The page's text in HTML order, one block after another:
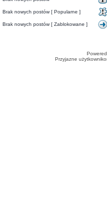
Brak nowych postów [ Popularne ]
Brak nowych postów [ Zablokowane ]
Przyjazne